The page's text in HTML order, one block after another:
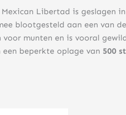
Libertad is geslagen in
blootgesteld aan een van
voor munten en is vooral
een beperkte oplage van 500